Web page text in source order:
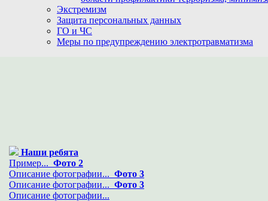
Экстремизм
Защита персональных данных
ГО и ЧС
Меры по предупреждению электротравматизма
Наши ребята
Пример... Фото 2
Описание фотографии... Фото 3
Описание фотографии... Фото 3
Описание фотографии...